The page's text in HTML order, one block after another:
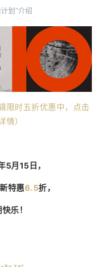
划”介绍
限时五折优惠中，点击
情）
月15日，
特惠6.5折，
乐！